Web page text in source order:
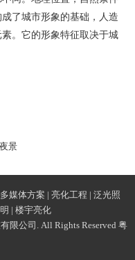
了城市形象的基础，人造
。它的形象特征取决于城
景
多媒体方案 | 亮化工程 | 泛光照
| 楼宇亮化
限公司. All Rights Reserved 粤